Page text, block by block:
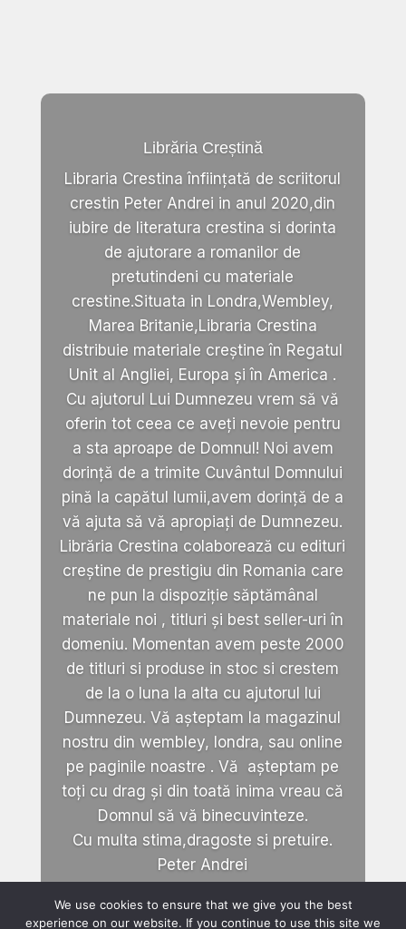
Librăria Creștină
Libraria Crestina înființată de scriitorul
crestin Peter Andrei in anul 2020,din
iubire de literatura crestina si dorinta
de ajutorare a romanilor de
pretutindeni cu materiale
crestine.Situata in Londra,Wembley,
Marea Britanie,Libraria Crestina
distribuie materiale creștine în Regatul
Unit al Angliei, Europa și în America .
Cu ajutorul Lui Dumnezeu vrem să vă
oferin tot ceea ce aveți nevoie pentru
a sta aproape de Domnul! Noi avem
dorință de a trimite Cuvântul Domnului
pină la capătul lumii,avem dorință de a
vă ajuta să vă apropiați de Dumnezeu.
Librăria Crestina colaborează cu edituri
creștine de prestigiu din Romania care
ne pun la dispoziție săptămânal
materiale noi , titluri și best seller-uri în
domeniu. Momentan avem peste 2000
de titluri si produse in stoc si crestem
de la o luna la alta cu ajutorul lui
Dumnezeu. Vă așteptam la magazinul
nostru din wembley, londra, sau online
pe paginile noastre . Vă așteptam pe
toți cu drag și din toată inima vreau că
Domnul să vă binecuvinteze.
Cu multa stima,dragoste si pretuire.
Peter Andrei
We use cookies to ensure that we give you the best
experience on our website. If you continue to use this site we